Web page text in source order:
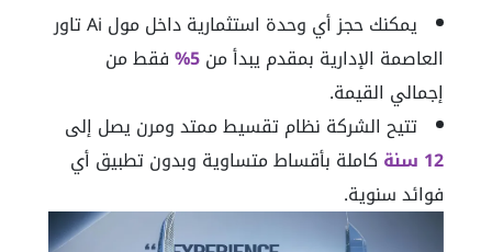
يمكنك حجز أي وحدة استثمارية داخل مول Ai تاور
العاصمة الإدارية بمقدم يبدأ من5%
فقط من
إجمالي القيمة.
تتيح الشركة نظام تقسيط ممتد ومرن يصل إلى
12 سنة
كاملة بأقساط متساوية وبدون تطبيق أي
فوائد سنوية.